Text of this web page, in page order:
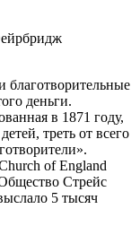
благотворительные
деньги.
в 1871 году,
треть от всего
of England
Стрейс
5 тысяч